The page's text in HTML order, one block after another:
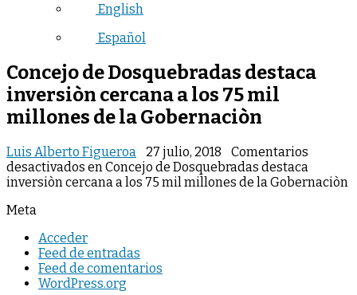
English
Español
Concejo de Dosquebradas destaca
inversiòn cercana a los 75 mil
millones de la Gobernaciòn
Luis Alberto Figueroa 27 julio, 2018
Comentarios
desactivados en Concejo de Dosquebradas destaca
inversiòn cercana a los 75 mil millones de la Gobernaciòn
Meta
Acceder
Feed de entradas
Feed de comentarios
WordPress.org